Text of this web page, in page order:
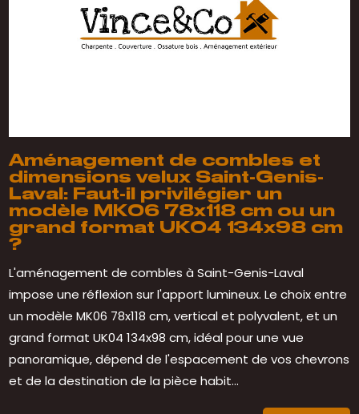
Aménagement de combles et
dimensions velux Saint-Genis-
Laval: Faut-il privilégier un
modèle MK06 78x118 cm ou un
grand format UK04 134x98 cm
?
L'aménagement de combles à Saint-Genis-Laval
impose une réflexion sur l'apport lumineux. Le choix entre
un modèle MK06 78x118 cm, vertical et polyvalent, et un
grand format UK04 134x98 cm, idéal pour une vue
panoramique, dépend de l'espacement de vos chevrons
et de la destination de la pièce habit...